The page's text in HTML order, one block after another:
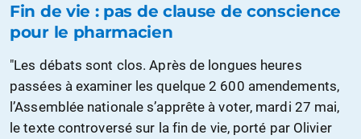
Fin de vie : pas de clause de conscience
pour le pharmacien
"Les débats sont clos. Après de longues heures
passées à examiner les quelque 2 600 amendements,
l’Assemblée nationale s’apprête à voter, mardi 27 mai,
le texte controversé sur la fin de vie, porté par Olivier